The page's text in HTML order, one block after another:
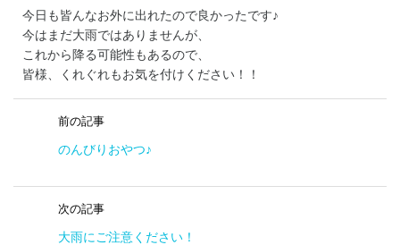
今日も皆んなお外に出れたので良かったです♪
今はまだ大雨ではありませんが、
これから降る可能性もあるので、
皆様、くれぐれもお気を付けください！！
前の記事
のんびりおやつ♪
次の記事
大雨にご注意ください！